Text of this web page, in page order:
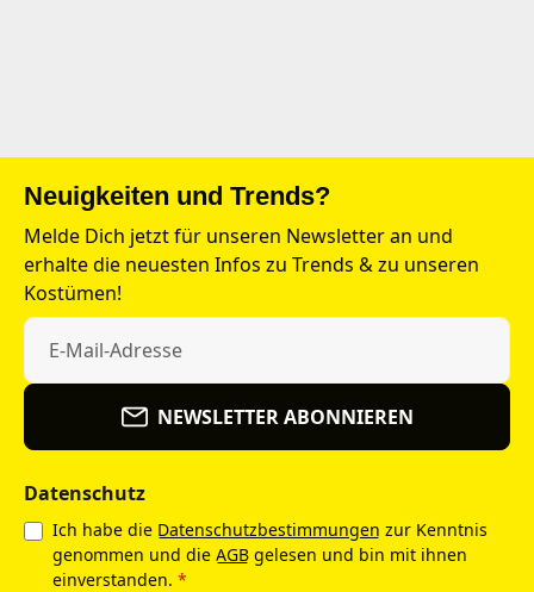
Neuigkeiten und Trends?
Melde Dich jetzt für unseren Newsletter an und
erhalte die neuesten Infos zu Trends & zu unseren
Kostümen!
NEWSLETTER ABONNIEREN
Datenschutz
Ich habe die Datenschutzbestimmungen zur Kenntnis
genommen und die AGB gelesen und bin mit ihnen
einverstanden. *